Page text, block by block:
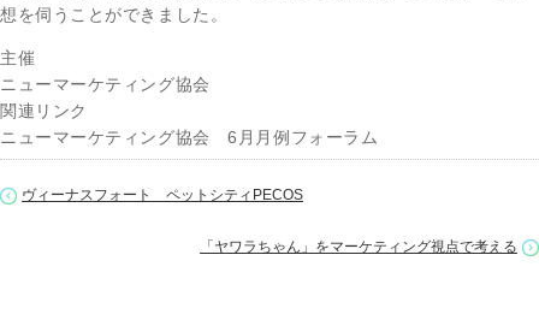
想を伺うことができました。
主催
ニューマーケティング協会
関連リンク
ニューマーケティング協会 6月月例フォーラム
ヴィーナスフォート ペットシティPECOS
「ヤワラちゃん」をマーケティング視点で考える